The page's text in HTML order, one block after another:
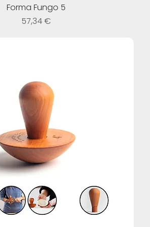
Forma Fungo 5
Prezzo
57,34 €